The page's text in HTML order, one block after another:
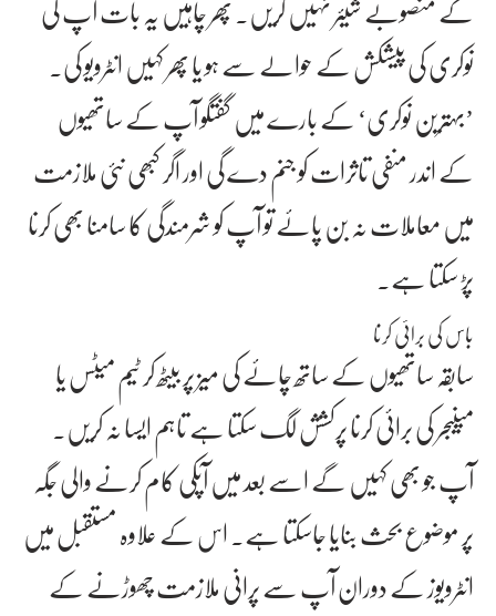
نوکری کی پیشکش کے حوالے سے ہو یا پھر کہیں انٹرویو کی۔
’بہترین نوکری‘ کے بارے میں گفتگو آپ کے ساتھیوں
کے اندر منفی تاثرات کو جنم دے گی اور اگر کبھی نئی ملازمت
میں معاملات نہ بن پائے تو آپ کو شرمندگی کا سامنا بھی کرنا
پڑ سکتا ہے۔
باس کی برائی کرنا
سابقہ ساتھیوں کے ساتھ چائے کی میز پر بیٹھ کر ٹیم میٹس یا
مینیجر کی برائی کرنا پرکشش لگ سکتا ہے تاہم ایسا نہ کریں۔
آپ جو بھی کہیں گے اسے بعد میں آپکی کام کرنے والی جگہ
پر موضوع بحث بنایا جاسکتا ہے۔ اس کے علاوہ مستقبل میں
انٹرویوز کے دوران آپ سے پرانی ملازمت چھوڑنے کے